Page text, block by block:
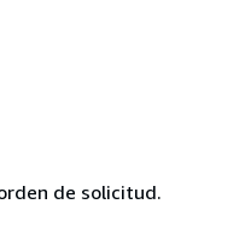
de solicitud.